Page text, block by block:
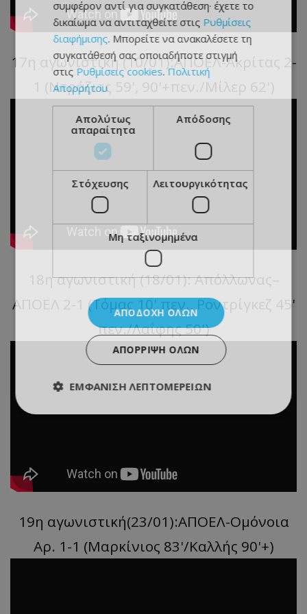
17η αγωνιστική (10/01):ΑΠΟΕΛ-Ακρίτας 2-
1 (Ντράζιτς 59', 90'+πεν./Μίλερ 62')
18η αγωνιστική (18/01): Απόλλωνας–
ΑΠΟΕΛ 2-1 (Τόμας 10' πεν., Ροντρίγκεζ 45'
πεν./Λαΐφης 50')
19η αγωνιστική(23/01):ΑΠΟΕΛ-Ομόνοια
Αρ. 1-1 (Μαρκίνιος 83'/Καλλής 90'+)
συμφέρον αντί για συγκατάθεση· έχετε το
δικαίωμα να αντιταχθείτε στις Ρυθμίσεις
διαφήμισης. Μπορείτε να ανακαλέσετε τη
συγκατάθεσή σας οποιαδήποτε στιγμή
στις Ρυθμίσεις cookies.Πολιτική
Απορρήτου
Απολύτως
απαραίτητα
Απόδοσης
Στόχευσης Λειτουργικότητας
Μη ταξινομημένα
ΑΠΟΔΟΧΉ ΌΛΩΝ
ΑΠΌΡΡΙΨΗ ΌΛΩΝ
ΕΜΦΆΝΙΣΗ ΛΕΠΤΟΜΕΡΕΙΏΝ